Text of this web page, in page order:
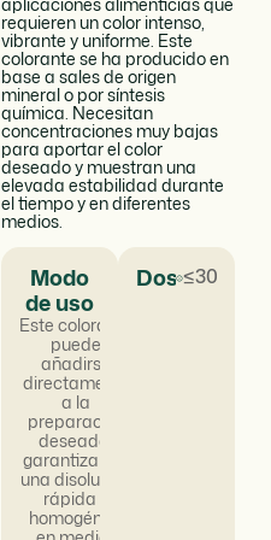
requieren un color intenso,
vibrante y uniforme. Este
colorante se ha producido en
base a sales de origen
mineral o por síntesis
química. Necesitan
concentraciones muy bajas
para aportar el color
deseado y muestran una
elevada estabilidad durante
el tiempo y en diferentes
medios.
Modo
de uso
Este colorante
puede
añadirse
directamente
a la
preparación
deseada,
garantizando
una disolución
rápida y
homogénea
Dosificación